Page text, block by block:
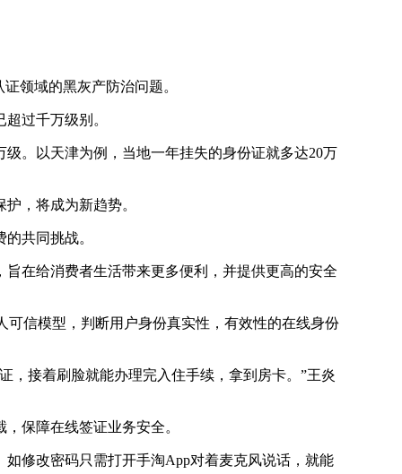
领域的黑灰产防治问题。
过千万级别。
。以天津为例，当地一年挂失的身份证就多达20万
，将成为新趋势。
共同挑战。
旨在给消费者生活带来更多便利，并提供更高的安全
信模型，判断用户身份真实性，有效性的在线身份
接着刷脸就能办理完入住手续，拿到房卡。”王炎
保障在线签证业务安全。
如修改密码只需打开手淘App对着麦克风说话，就能